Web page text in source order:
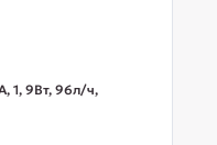
1, 9Вт, 96л/ч,